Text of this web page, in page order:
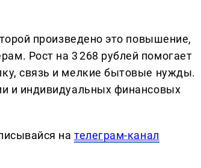
произведено это повышение,
Рост на 3 268 рублей помогает
связь и мелкие бытовые нужды.
и индивидуальных финансовых
нателеграм-канал